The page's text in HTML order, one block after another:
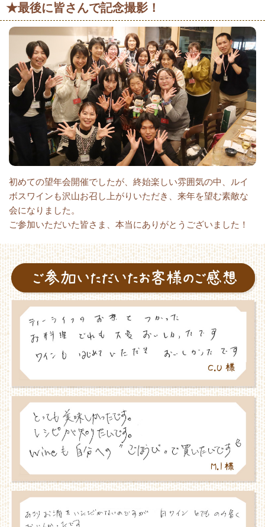
★最後に皆さんで記念撮影！
初めての望年会開催でしたが、終始楽しい雰囲気の中、ルイ
ボスワインも沢山お召し上がりいただき、来年を望む素敵な
会になりました。
ご参加いただいた皆さま、本当にありがとうございました！